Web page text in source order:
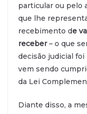
particular ou pelo
que lhe
recebimento de
receber– o que
decisão judicial
vem sendo
da Lei
Diante disso, a